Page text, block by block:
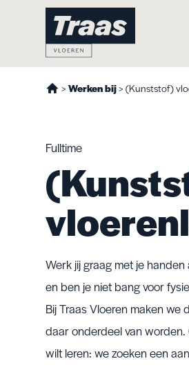
>Werken bij>(Kunststof)
Fulltime
Werk jij graag met je
en ben je niet bang voor
Bij Traas Vloeren maken we
daar onderdeel van
wilt leren: we zoeken een